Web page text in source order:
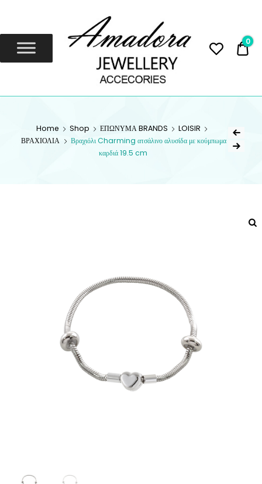
JEWELLERY
0
Home Shop ΕΠΩΝΥΜΑ BRANDS
LOISIR
ΒΡΑΧΙΟΛΙΑ
Βραχιόλι Charming ατσάλινο αλυσίδα με κούμπωμα
καρδιά 19.5 cm